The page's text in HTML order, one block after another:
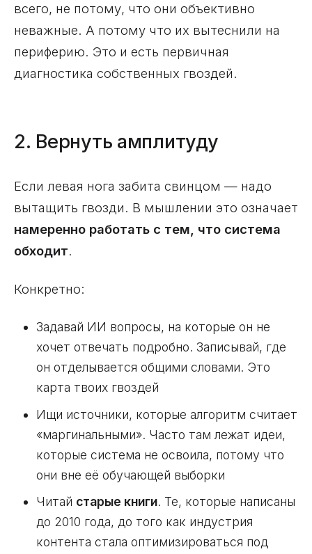
всего, не потому, что они объективно
неважные. А потому что их вытеснили на
периферию. Это и есть первичная
диагностика собственных гвоздей.
2. Вернуть амплитуду
Если левая нога забита свинцом — надо
вытащить гвозди. В мышлении это означает
намеренно работать с тем, что система
обходит.
Конкретно:
Задавай ИИ вопросы, на которые он не
хочет отвечать подробно. Записывай, где
он отделывается общими словами. Это
карта твоих гвоздей
Ищи источники, которые алгоритм считает
«маргинальными». Часто там лежат идеи,
которые система не освоила, потому что
они вне её обучающей выборки
Читай старые книги. Те, которые написаны
до 2010 года, до того как индустрия
контента стала оптимизироваться под